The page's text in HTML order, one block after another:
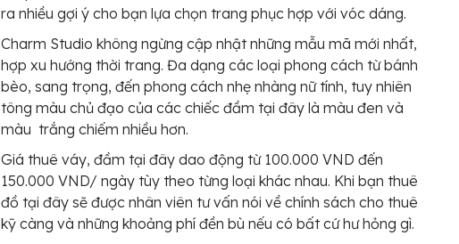
ra nhiều gợi ý cho bạn lựa chọn trang phục hợp với vóc dáng.
Charm Studio không ngừng cập nhật những mẫu mã mới nhất,
hợp xu hướng thời trang. Đa dạng các loại phong cách từ bánh
bèo, sang trọng, đến phong cách nhẹ nhàng nữ tính, tuy nhiên
tông màu chủ đạo của các chiếc đầm tại đây là màu đen và
màu trắng chiếm nhiều hơn.
Giá thuê váy, đầm tại đây dao động từ 100.000 VND đến
150.000 VND/ ngày tùy theo từng loại khác nhau. Khi bạn thuê
đồ tại đây sẽ được nhân viên tư vấn nói về chính sách cho thuê
kỹ càng và những khoảng phí đền bù nếu có bất cứ hư hỏng gì.